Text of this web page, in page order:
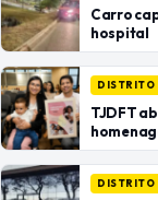
Carro
hospital
DISTRITO
TJDFT
DISTRITO